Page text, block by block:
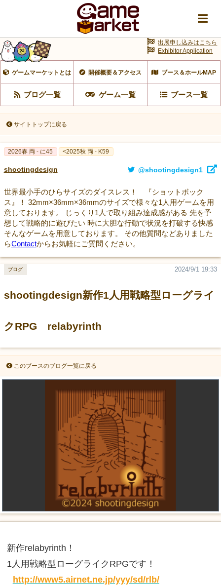
ゲームマーケットとは 開催概要＆アクセス ブース＆ホールMAP
ブログ一覧 ゲーム一覧 ブース一覧
出展申し込みはこちら
Exhibitor Application
サイトトップに戻る
2026春 両 - に45 <2025秋 両 - K59
shootingdesign @shootingdesign1
世界最小手のひらサイズのダイスレス！ 『ショットボック
ス』！ 32mm×36mm×36mmのサイズで様々な1人用ゲームを用
意しております。 じっくり1人で取り組み達成感がある 先を予
想して戦略的に遊びたい 時に大胆な行動で状況を打破する快感
そんなゲームを用意しております。 その他質問などありました
らContactからお気軽にご質問ください。
shootingdesign新作1人用戦略型ローグライ
クRPG relabyrinth
2024/9/1 19:33
ブログ
このブースのブログ一覧に戻る
新作relabyrinth！
1人用戦略型ローグライクRPGです！
http://www5.airnet.ne.jp/yyy/sd/rlb/